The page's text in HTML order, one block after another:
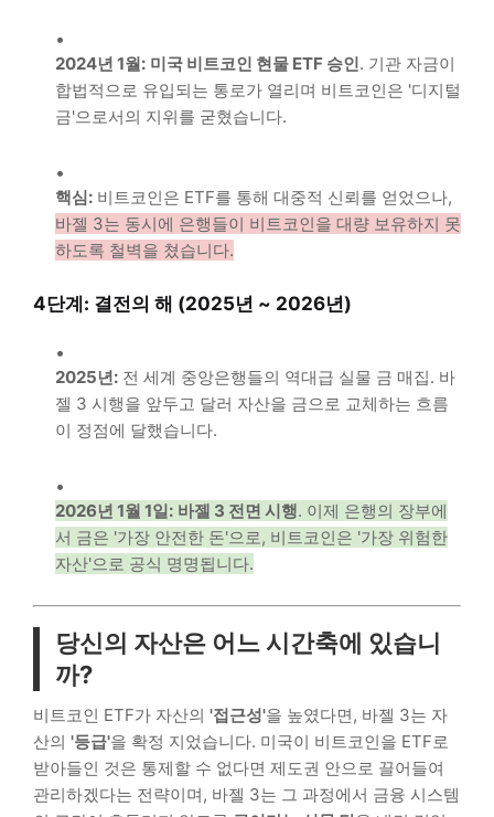
2024년 1월: 미국 비트코인 현물 ETF 승인. 기관 자금이
합법적으로 유입되는 통로가 열리며 비트코인은 '디지털
금'으로서의 지위를 굳혔습니다.
핵심: 비트코인은 ETF를 통해 대중적 신뢰를 얻었으나,
바젤 3는 동시에 은행들이 비트코인을 대량 보유하지 못
하도록 철벽을 쳤습니다.
4단계: 결전의 해 (2025년 ~ 2026년)
2025년: 전 세계 중앙은행들의 역대급 실물 금 매집. 바
젤 3 시행을 앞두고 달러 자산을 금으로 교체하는 흐름
이 정점에 달했습니다.
2026년 1월 1일: 바젤 3 전면 시행. 이제 은행의 장부에
서 금은 '가장 안전한 돈'으로, 비트코인은 '가장 위험한
자산'으로 공식 명명됩니다.
당신의 자산은 어느 시간축에 있습니
까?
비트코인 ETF가 자산의 '접근성'을 높였다면, 바젤 3는 자
산의 '등급'을 확정 지었습니다. 미국이 비트코인을 ETF로
받아들인 것은 통제할 수 없다면 제도권 안으로 끌어들여
관리하겠다는 전략이며, 바젤 3는 그 과정에서 금융 시스템